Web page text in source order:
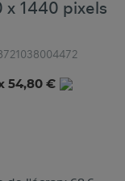
x 1440 pixels
54,80 €